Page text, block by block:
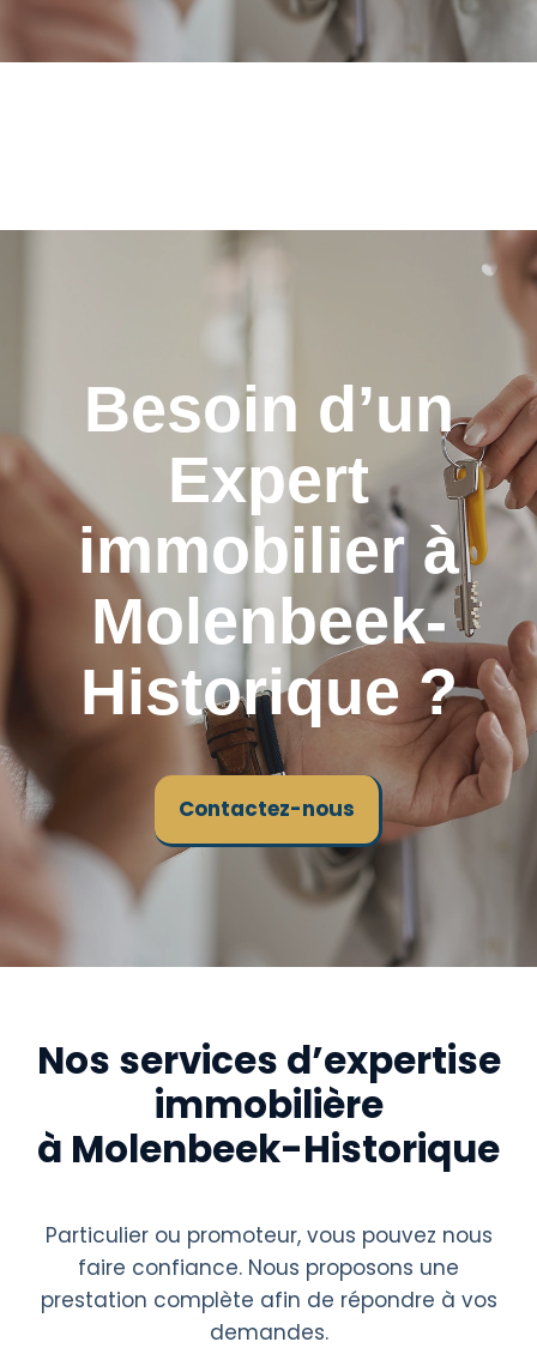
Besoin d’un
Expert
immobilier à
Molenbeek-
Historique ?
Contactez-nous
Nos services d’expertise
immobilière
à Molenbeek-Historique
Particulier ou promoteur, vous pouvez nous
faire confiance. Nous proposons une
prestation complète afin de répondre à vos
demandes.